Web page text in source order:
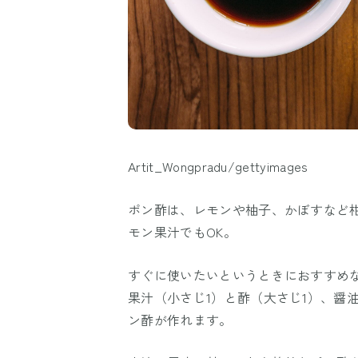
Artit_Wongpradu/gettyimages
ポン酢は、レモンや柚子、かぼすな
モン果汁でもOK。
すぐに使いたいというときにおすす
果汁（小さじ1）と酢（大さじ1）、醤
ン酢が作れます。